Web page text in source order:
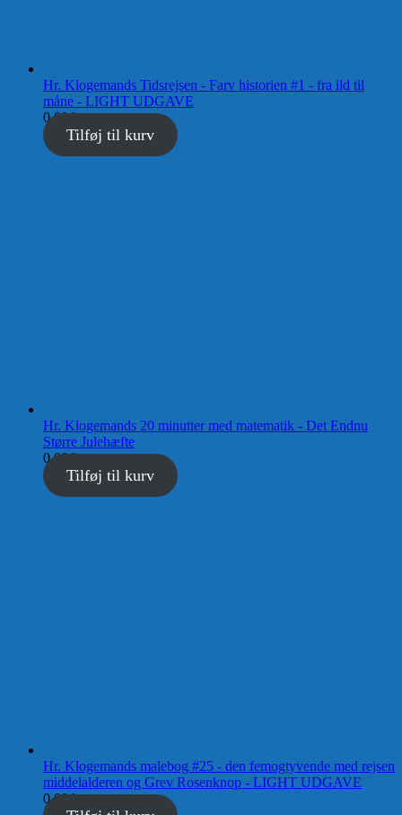
Hr. Klogemands Tidsrejsen - Farv historien #1 - fra ild til
måne - LIGHT UDGAVE
0,00kr.
Tilføj til kurv
Hr. Klogemands 20 minutter med matematik - Det Endnu
Større Julehæfte
0,00kr.
Tilføj til kurv
Hr. Klogemands malebog #25 - den femogtyvende med rejsen
middelalderen og Grev Rosenknop - LIGHT UDGAVE
0,00kr.